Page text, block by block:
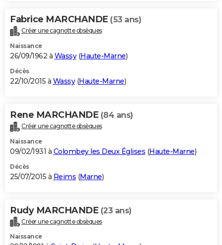
Fabrice MARCHANDE (53 ans)
Créer une cagnotte obsèques
Naissance
26/09/1962 à Wassy(Haute-Marne)
Décès
22/10/2015 à Wassy(Haute-Marne)
Rene MARCHANDE (84 ans)
Créer une cagnotte obsèques
Naissance
09/02/1931 à Colombey les Deux Églises (Haute-Marne)
Décès
25/07/2015 à Reims (Marne)
Rudy MARCHANDE (23 ans)
Créer une cagnotte obsèques
Naissance